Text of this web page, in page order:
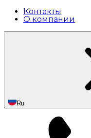
Контакты
О компании
Ru